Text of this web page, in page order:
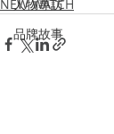
人物專訪
品牌故事
NEW WATCH